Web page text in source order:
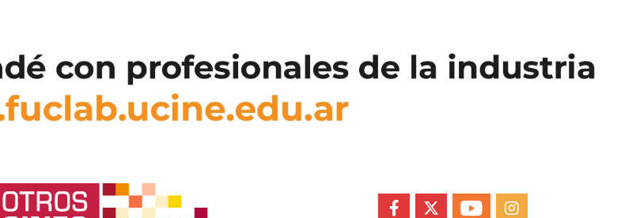
FACEBOOKYOUTUBEINSTAGRAM